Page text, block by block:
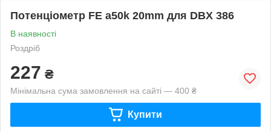
Потенціометр FE a50k 20mm для DBX 386
В наявності
Роздріб
227 ₴
Мінімальна сума замовлення на сайті — 400 ₴
Купити